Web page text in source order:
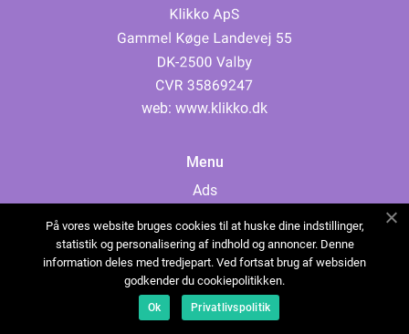
web: www.klikko.dk
Menu
Ads
Cookies
Contact
Sitemap
På vores website bruges cookies til at huske dine indstillinger,
statistik og personalisering af indhold og annoncer. Denne
information deles med tredjepart. Ved fortsat brug af websiden
godkender du cookiepolitikken.
Ok Privatlivspolitik